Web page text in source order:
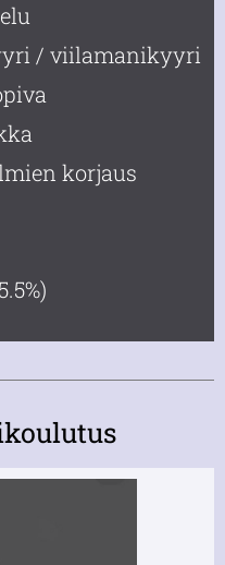
/ viilamanikyyri
korjaus